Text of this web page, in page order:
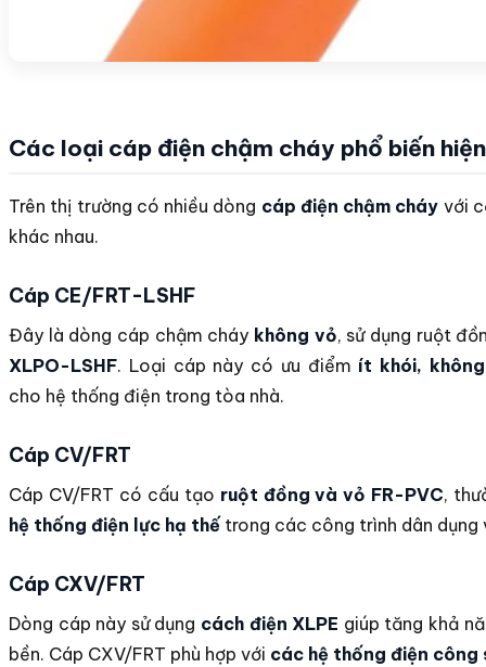
Các loại cáp điện chậm cháy phổ biến
Trên thị trường có nhiều dòng cáp điện chậm cháy với
khác nhau.
Cáp CE/FRT-LSHF
Đây là dòng cáp chậm cháy không vỏ, sử dụng ruột
XLPO-LSHF. Loại cáp này có ưu điểm ít khói,
cho hệ thống điện trong tòa nhà.
Cáp CV/FRT
Cáp CV/FRT có cấu tạo ruột đồng và vỏ FR-PVC,
hệ thống điện lực hạ thế trong các công trình dân dụng
Cáp CXV/FRT
Dòng cáp này sử dụng cách điện XLPE giúp tăng khả
bền. Cáp CXV/FRT phù hợp với các hệ thống điện công